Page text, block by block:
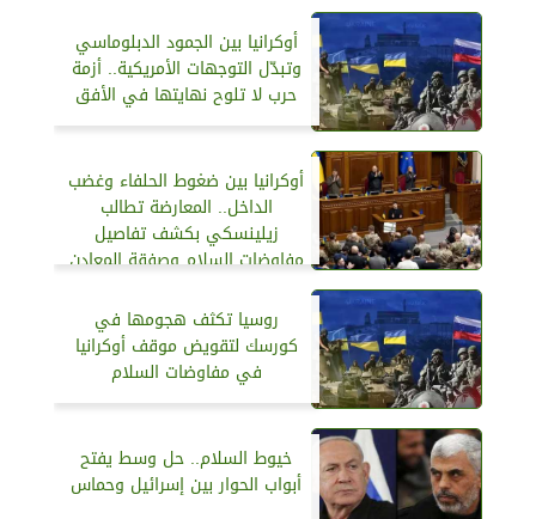
أوكرانيا بين الجمود الدبلوماسي
وتبدّل التوجهات الأمريكية.. أزمة
حرب لا تلوح نهايتها في الأفق
أوكرانيا بين ضغوط الحلفاء وغضب
الداخل.. المعارضة تطالب
زيلينسكي بكشف تفاصيل
مفاوضات السلام وصفقة المعادن
روسيا تكثف هجومها في
كورسك لتقويض موقف أوكرانيا
في مفاوضات السلام
خيوط السلام.. حل وسط يفتح
أبواب الحوار بين إسرائيل وحماس